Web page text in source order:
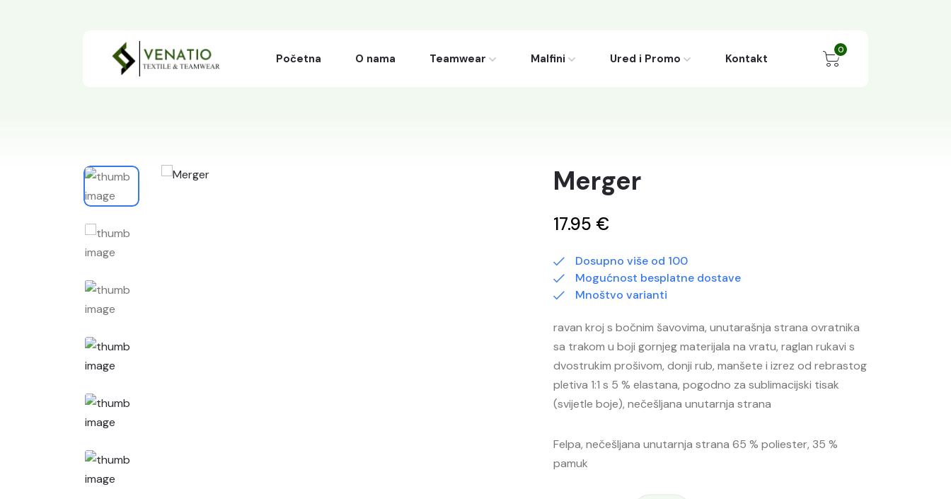
Početna O nama Teamwear Malfini Ured i Promo Kontakt
0
Merger
17.95 €
Dosupno više od 100
Mogućnost besplatne dostave
Mnoštvo varianti
ravan kroj s bočnim šavovima, unutarašnja strana ovratnika
sa trakom u boji gornjeg materijala na vratu, raglan rukavi s
dvostrukim prošivom, donji rub, manšete i izrez od rebrastog
pletiva 1:1 s 5 % elastana, pogodno za sublimacijski tisak
(svijetle boje), nečešljana unutarnja strana
Felpa, nečešljana unutarnja strana 65 % poliester, 35 %
pamuk